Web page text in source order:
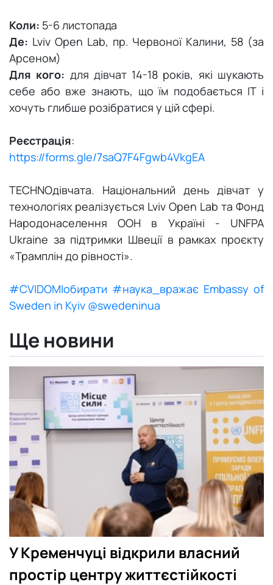
Коли: 5-6 листопада
Де: Lviv Open Lab, пр. Червоної Калини, 58 (за
Арсеном)
Для кого: для дівчат 14-18 років, які шукають
себе або вже знають, що їм подобається ІТ і
хочуть глибше розібратися у цій сфері.
Реєстрація:
https://forms.gle/7saQ7F4Fgwb4VkgEA
TECHNOдівчата. Національний день дівчат у
технологіях реалізується Lviv Open Lab та Фонд
Народонаселення ООН в Україні - UNFPA
Ukraine за підтримки Швеції в рамках проєкту
«Трамплін до рівності».
#CVIDOMIобирати #наука_вражає Embassy of
Sweden in Kyiv @swedeninua
Ще новини
У Кременчуці відкрили власний
простір центру життєстійкості